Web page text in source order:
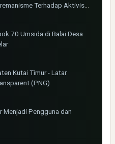
Terhadap Aktivis
70 Umsida di Balai Desa
Kutai Timur - Latar
(PNG)
Menjadi Pengguna dan